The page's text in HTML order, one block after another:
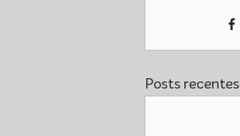
Posts recentes